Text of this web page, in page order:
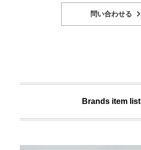
問い合わせる
Brands item list